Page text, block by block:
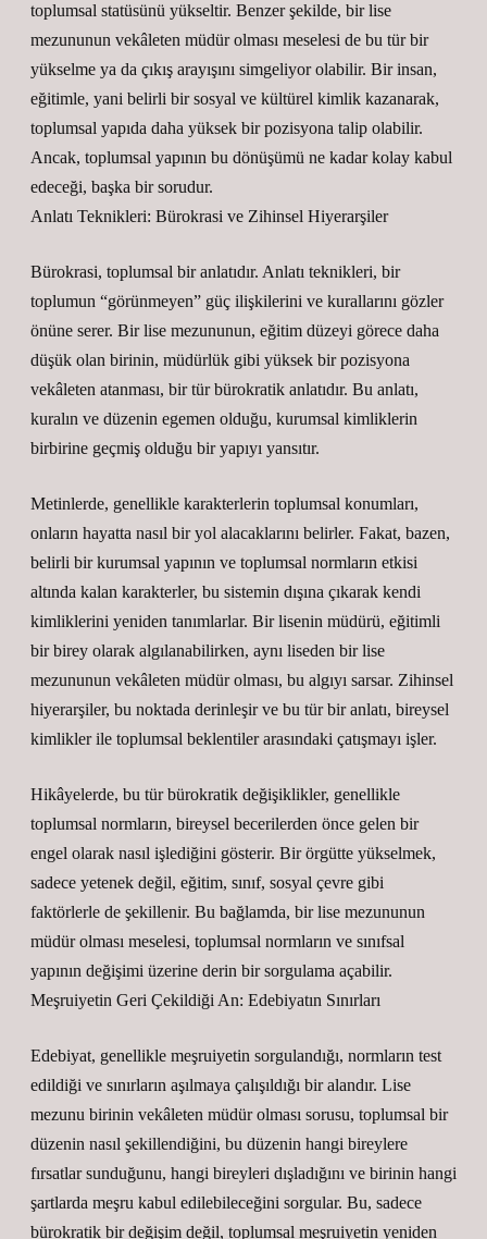
toplumsal statüsünü yükseltir. Benzer şekilde, bir lise
mezununun vekâleten müdür olması meselesi de bu tür bir
yükselme ya da çıkış arayışını simgeliyor olabilir. Bir insan,
eğitimle, yani belirli bir sosyal ve kültürel kimlik kazanarak,
toplumsal yapıda daha yüksek bir pozisyona talip olabilir.
Ancak, toplumsal yapının bu dönüşümü ne kadar kolay kabul
edeceği, başka bir sorudur.
Anlatı Teknikleri: Bürokrasi ve Zihinsel Hiyerarşiler
Bürokrasi, toplumsal bir anlatıdır. Anlatı teknikleri, bir
toplumun “görünmeyen” güç ilişkilerini ve kurallarını gözler
önüne serer. Bir lise mezununun, eğitim düzeyi görece daha
düşük olan birinin, müdürlük gibi yüksek bir pozisyona
vekâleten atanması, bir tür bürokratik anlatıdır. Bu anlatı,
kuralın ve düzenin egemen olduğu, kurumsal kimliklerin
birbirine geçmiş olduğu bir yapıyı yansıtır.
Metinlerde, genellikle karakterlerin toplumsal konumları,
onların hayatta nasıl bir yol alacaklarını belirler. Fakat, bazen,
belirli bir kurumsal yapının ve toplumsal normların etkisi
altında kalan karakterler, bu sistemin dışına çıkarak kendi
kimliklerini yeniden tanımlarlar. Bir lisenin müdürü, eğitimli
bir birey olarak algılanabilirken, aynı liseden bir lise
mezununun vekâleten müdür olması, bu algıyı sarsar. Zihinsel
hiyerarşiler, bu noktada derinleşir ve bu tür bir anlatı, bireysel
kimlikler ile toplumsal beklentiler arasındaki çatışmayı işler.
Hikâyelerde, bu tür bürokratik değişiklikler, genellikle
toplumsal normların, bireysel becerilerden önce gelen bir
engel olarak nasıl işlediğini gösterir. Bir örgütte yükselmek,
sadece yetenek değil, eğitim, sınıf, sosyal çevre gibi
faktörlerle de şekillenir. Bu bağlamda, bir lise mezununun
müdür olması meselesi, toplumsal normların ve sınıfsal
yapının değişimi üzerine derin bir sorgulama açabilir.
Meşruiyetin Geri Çekildiği An: Edebiyatın Sınırları
Edebiyat, genellikle meşruiyetin sorgulandığı, normların test
edildiği ve sınırların aşılmaya çalışıldığı bir alandır. Lise
mezunu birinin vekâleten müdür olması sorusu, toplumsal bir
düzenin nasıl şekillendiğini, bu düzenin hangi bireylere
fırsatlar sunduğunu, hangi bireyleri dışladığını ve birinin hangi
şartlarda meşru kabul edilebileceğini sorgular. Bu, sadece
bürokratik bir değişim değil, toplumsal meşruiyetin yeniden